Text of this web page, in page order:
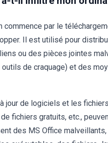
par le
Il est utilisé pour
ou des pièces jointes
de craquage) et des
jour de logiciels et les
fichiers gratuits, etc.,
des MS Office